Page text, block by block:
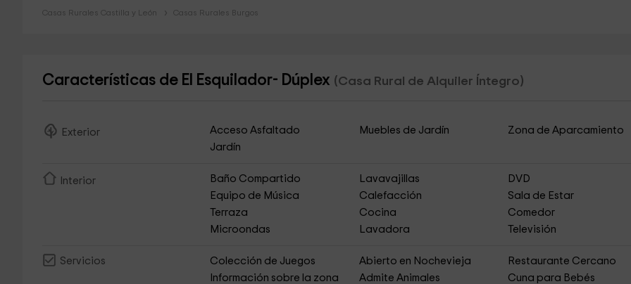
Casas Rurales Castilla y León Casas Rurales Burgos
Características de El Esquilador- Dúplex (Casa Rural de Alquiler Íntegro)
Exterior Acceso Asfaltado Muebles de Jardín
Zona de Aparcamiento
Jardín
Interior Baño Compartido Lavavajillas
DVD
Equipo de Música
Calefacción
Sala de Estar
Terraza
Cocina
Comedor
Microondas
Lavadora Televisión
Servicios Colección de Juegos Abierto en Nochevieja
Restaurante Cercano
Información sobre la zona
Admite Animales
Cuna para Bebés